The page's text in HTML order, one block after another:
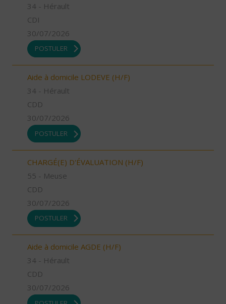
34 - Hérault
CDI
30/07/2026
POSTULER
Aide à domicile LODEVE (H/F)
34 - Hérault
CDD
30/07/2026
POSTULER
CHARGÉ(E) D'ÉVALUATION (H/F)
55 - Meuse
CDD
30/07/2026
POSTULER
Aide à domicile AGDE (H/F)
34 - Hérault
CDD
30/07/2026